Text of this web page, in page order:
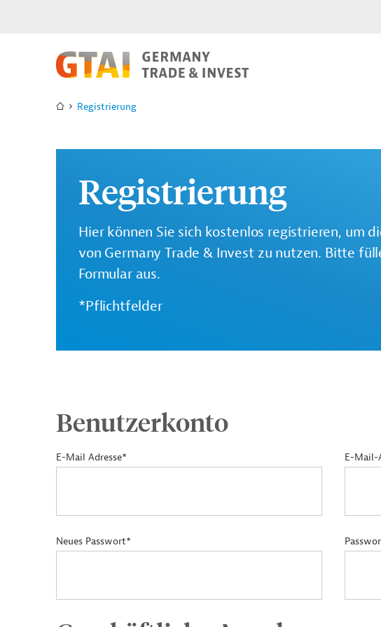
Registrierung
Registrierung
Hier können Sie sich kostenlos registrieren, um
von Germany Trade & Invest zu nutzen. Bitte
Formular aus.
*Pflichtfelder
Benutzerkonto
E-Mail Adresse* E-Mail-
Neues Passwort*